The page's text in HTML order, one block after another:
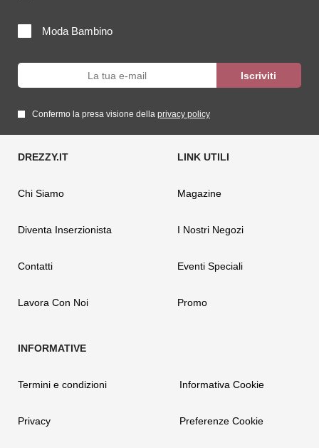
Moda Bambino
Confermo la presa visione della privacy policy
Chi Siamo
Diventa Inserzionista
Contatti
Lavora Con Noi
Magazine
I Nostri Negozi
Eventi Speciali
Promo
Termini e condizioni
Privacy
Informativa Cookie
Preferenze Cookie